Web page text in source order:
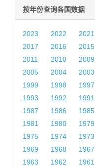
按年份查询各国数据
2023 2022 2021
2017
2016 2015
2011
2010 2009
2005
2004 2003
1999
1998 1997
1993
1992 1991
1987
1986 1985
1981
1980 1979
1975
1974 1973
1969
1968 1967
1963
1962 1961